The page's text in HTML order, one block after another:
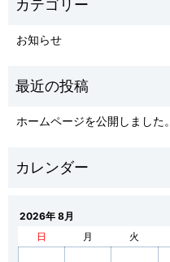
お知らせ
ホームページを公開しました。
2026年 8月
日
月 火